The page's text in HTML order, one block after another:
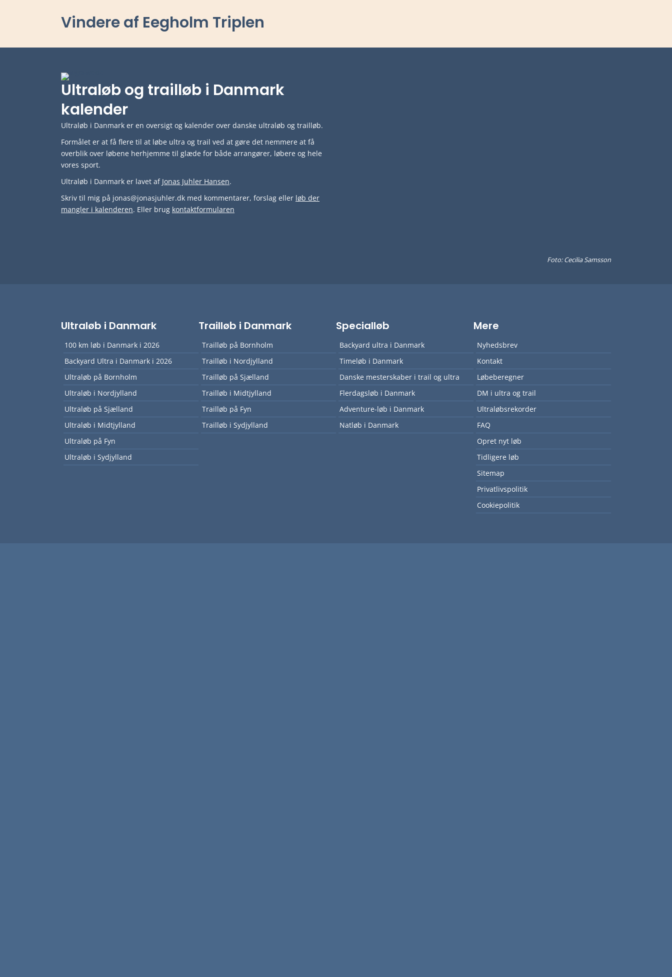
Vindere af Eegholm Triplen
Ultraløb og trailløb i Danmark
kalender
Ultraløb i Danmark er en oversigt og kalender over danske ultraløb og trailløb.
Formålet er at få flere til at løbe ultra og trail ved at gøre det nemmere at få
overblik over løbene herhjemme til glæde for både arrangører, løbere og hele
vores sport.
Ultraløb i Danmark er lavet af Jonas Juhler Hansen.
Skriv til mig på jonas@jonasjuhler.dk med kommentarer, forslag eller løb der
mangler i kalenderen. Eller brug kontaktformularen
Foto: Cecilia Samsson
Ultraløb i Danmark
100 km løb i Danmark i 2026
Backyard Ultra i Danmark i 2026
Ultraløb på Bornholm
Ultraløb i Nordjylland
Ultraløb på Sjælland
Ultraløb i Midtjylland
Ultraløb på Fyn
Ultraløb i Sydjylland
Trailløb i Danmark
Trailløb på Bornholm
Trailløb i Nordjylland
Trailløb på Sjælland
Trailløb i Midtjylland
Trailløb på Fyn
Trailløb i Sydjylland
Specialløb
Backyard ultra i Danmark
Timeløb i Danmark
Danske mesterskaber i trail og ultra
Flerdagsløb i Danmark
Adventure-løb i Danmark
Natløb i Danmark
Mere
Nyhedsbrev
Kontakt
Løbeberegner
DM i ultra og trail
Ultraløbsrekorder
FAQ
Opret nyt løb
Tidligere løb
Sitemap
Privatlivspolitik
Cookiepolitik